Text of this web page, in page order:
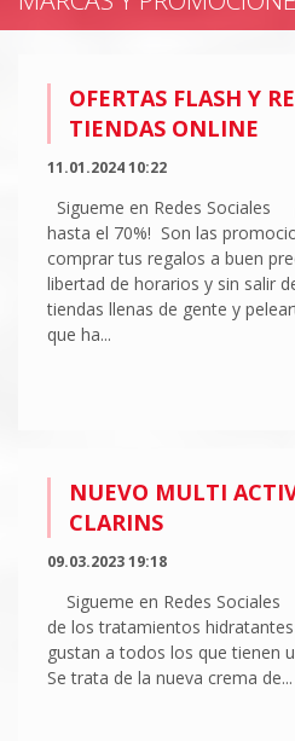
OFERTAS FLASH Y
TIENDAS ONLINE
11.01.2024 10:22
Sigueme en Redes Sociales
hasta el 70%! Son las
comprar tus regalos a buen
libertad de horarios y sin salir
tiendas llenas de gente y
que ha...
NUEVO MULTI
CLARINS
09.03.2023 19:18
Sigueme en Redes
de los tratamientos
gustan a todos los que tienen
Se trata de la nueva crema de...